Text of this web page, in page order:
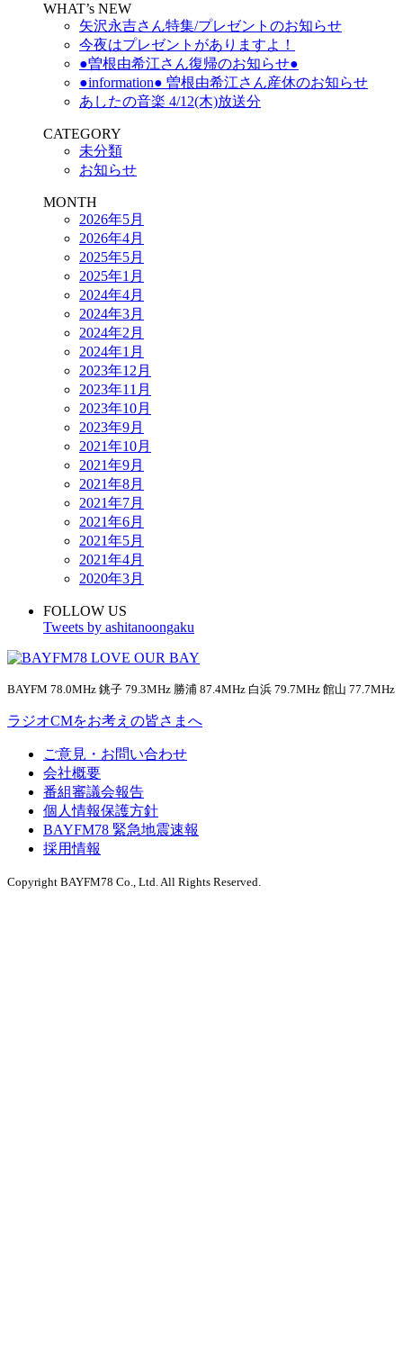
WHAT’s NEW
矢沢永吉さん特集/プレゼントのお知らせ
今夜はプレゼントがありますよ！
●曽根由希江さん復帰のお知らせ●
●information● 曽根由希江さん産休のお知らせ
あしたの音楽 4/12(木)放送分
CATEGORY
未分類
お知らせ
MONTH
2026年5月
2026年4月
2025年5月
2025年1月
2024年4月
2024年3月
2024年2月
2024年1月
2023年12月
2023年11月
2023年10月
2023年9月
2021年10月
2021年9月
2021年8月
2021年7月
2021年6月
2021年5月
2021年4月
2020年3月
FOLLOW US
Tweets by ashitanoongaku
BAYFM 78.0MHz 銚子 79.3MHz 勝浦 87.4MHz 白浜 79.7MHz 館山 77.7MHz
ラジオCMをお考えの皆さまへ
ご意見・お問い合わせ
会社概要
番組審議会報告
個人情報保護方針
BAYFM78 緊急地震速報
採用情報
Copyright BAYFM78 Co., Ltd. All Rights Reserved.